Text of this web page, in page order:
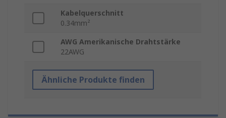
Kabelquerschnitt
0.34mm²
AWG Amerikanische Drahtstärke
22AWG
Ähnliche Produkte finden